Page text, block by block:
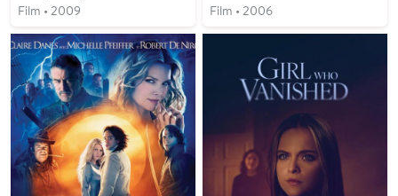
Film • 2009 Film • 2006